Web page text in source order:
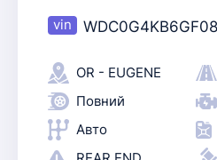
OR - EUGENE
Повний
Авто